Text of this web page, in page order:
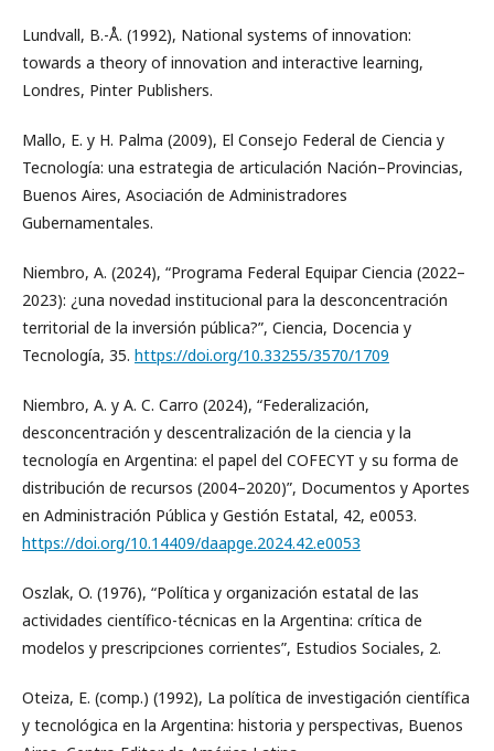
Lundvall, B.-Å. (1992), National systems of innovation:
towards a theory of innovation and interactive learning,
Londres, Pinter Publishers.
Mallo, E. y H. Palma (2009), El Consejo Federal de Ciencia y
Tecnología: una estrategia de articulación Nación–Provincias,
Buenos Aires, Asociación de Administradores
Gubernamentales.
Niembro, A. (2024), “Programa Federal Equipar Ciencia (2022–
2023): ¿una novedad institucional para la desconcentración
territorial de la inversión pública?”, Ciencia, Docencia y
Tecnología, 35. https://doi.org/10.33255/3570/1709
Niembro, A. y A. C. Carro (2024), “Federalización,
desconcentración y descentralización de la ciencia y la
tecnología en Argentina: el papel del COFECYT y su forma de
distribución de recursos (2004–2020)”, Documentos y Aportes
en Administración Pública y Gestión Estatal, 42, e0053.
https://doi.org/10.14409/daapge.2024.42.e0053
Oszlak, O. (1976), “Política y organización estatal de las
actividades científico-técnicas en la Argentina: crítica de
modelos y prescripciones corrientes”, Estudios Sociales, 2.
Oteiza, E. (comp.) (1992), La política de investigación científica
y tecnológica en la Argentina: historia y perspectivas, Buenos